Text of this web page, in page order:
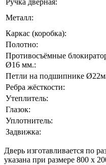
Ручка дверная:
Металл:
Каркас (коробка):
Полотно:
Противосъёмные
Ø16 мм.:
Петли на подшипнике
Ребра жёсткости:
Утеплитель:
Глазок:
Уплотнитель:
Задвижка:
Дверь изготавливается по
указана при размере 800 х